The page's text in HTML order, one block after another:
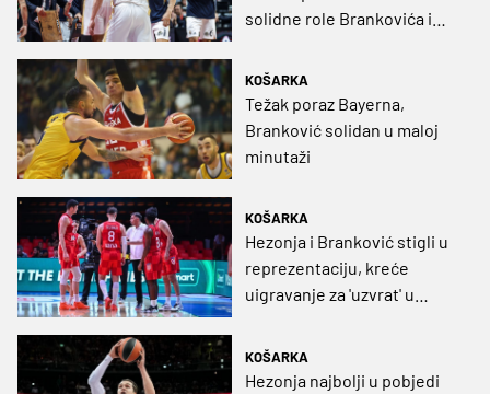
solidne role Brankovića i
KOŠARKA
Težak poraz Bayerna,
Branković solidan u maloj
minutaži
KOŠARKA
Hezonja i Branković stigli u
reprezentaciju, kreće
uigravanje za 'uzvrat' u
KOŠARKA
Hezonja najbolji u pobjedi